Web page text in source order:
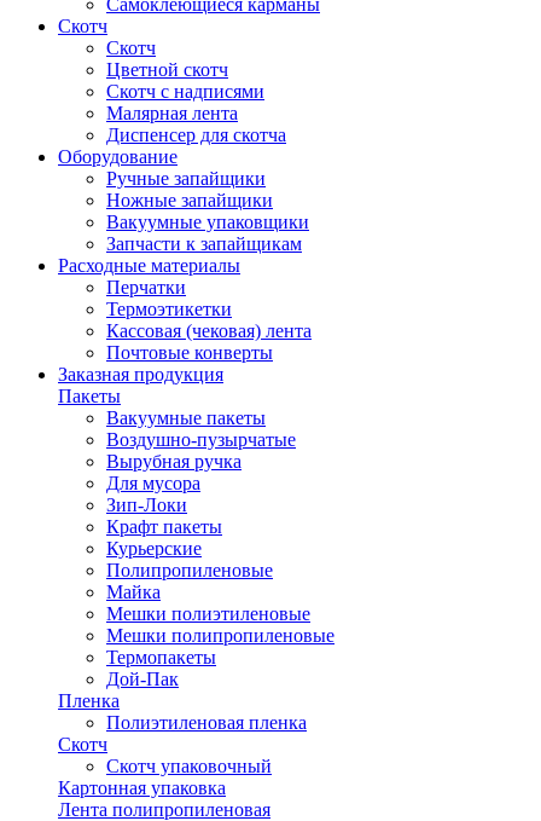
Скотч
Скотч
Цветной скотч
Скотч с надписями
Малярная лента
Диспенсер для скотча
Оборудование
Ручные запайщики
Ножные запайщики
Вакуумные упаковщики
Запчасти к запайщикам
Расходные материалы
Перчатки
Термоэтикетки
Кассовая (чековая) лента
Почтовые конверты
Заказная продукция
Пакеты
Вакуумные пакеты
Воздушно-пузырчатые
Вырубная ручка
Для мусора
Зип-Локи
Крафт пакеты
Курьерские
Полипропиленовые
Майка
Мешки полиэтиленовые
Мешки полипропиленовые
Термопакеты
Дой-Пак
Пленка
Полиэтиленовая пленка
Скотч
Скотч упаковочный
Картонная упаковка
Лента полипропиленовая